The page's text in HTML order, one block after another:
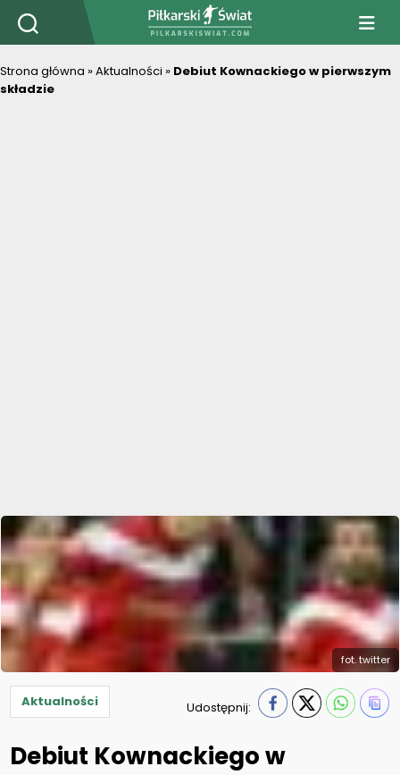
PiłkarskiSwiat.com
Strona główna »Aktualności » Debiut Kownackiego w pierwszym
składzie
fot. twitter
Aktualności Udostępnij:
Debiut Kownackiego w